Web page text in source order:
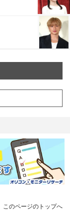
このページのトップへ